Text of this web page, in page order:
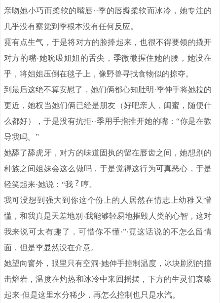
亲吻她小巧而柔软的嘴唇··季的唇瓣柔软而冰冷，她专注的
几乎没有察觉到季根本没有任何反应。
霓有点生气，于是将对方的脸捧起来，也很不得要领的撬开
对方的嘴·她吮吸姐姐的舌尖，季微微握住她的腰，她没在
乎，将姐姐压倒在毯子上，像野兽寻找食物似的掠夺。
到最后这绝不算安慰了，她们俩都心知肚明·季伸手将她拉的
更近，她权当她们俩已经是朋友（好吧亲人，闺蜜，随便什
么都好），于是没有抗拒··季用手指推开她的嘴：“你是在教
导我吗。”
她舔了舔虎牙，对方的味道固执的留在唇齿之间，她想别的
种族之间姐妹会这么做吗，于是觉得这行为可真恶心，于是
轻笑起来·她说：“我
哼。
我可没想到强大到你这个份上的人居然在情志上幼稚又懵
懂，和我真是天差地别·我能够轻易地摧毁人类的心智，这对
我来说可太有趣了，可惜你不懂·”·霓这话说的不怎么留情
面，但是季显然没在介意。
她望向窗外，眼里只有空洞·她伸手控制温度，冰块剧烈的撞
击熔岩，温度在灼热和冰冷中来回摇摆，下方的生灵们哀嚎
起来·但是这里水分稀少，再怎么控制也只是水汽。